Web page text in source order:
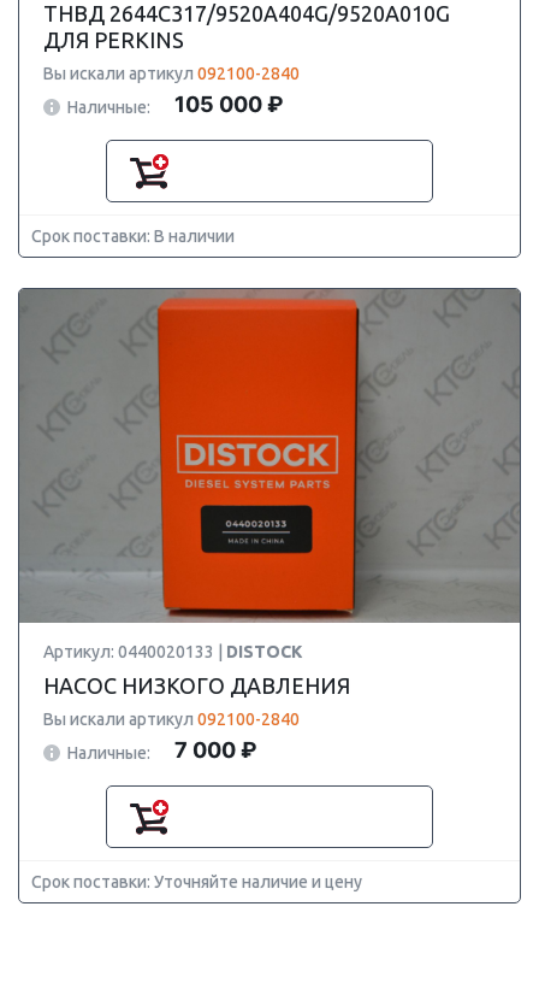
ТНВД 2644C317/9520A404G/9520A010G
ДЛЯ PERKINS
Вы искали артикул 092100-2840
Наличные:
105 000 ₽
Срок поставки: В наличии
Артикул: 0440020133 | DISTOCK
НАСОС НИЗКОГО ДАВЛЕНИЯ
Вы искали артикул 092100-2840
Наличные:
7 000 ₽
Срок поставки: Уточняйте наличие и цену